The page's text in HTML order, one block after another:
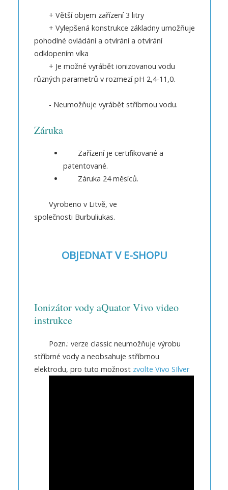
+ Větší objem zařízení 3 litry
+ Vylepšená konstrukce základny umožňuje
pohodlné ovládání a otvírání a otvírání
odklopením víka
+ Je možné vyrábět ionizovanou vodu
různých parametrů v rozmezí pH 2,4-11,0.
- Neumožňuje vyrábět stříbrnou vodu.
Záruka
Zařízení je certifikované a
patentované.
Záruka 24 měsíců.
Vyrobeno v Litvě, ve
společnosti Burbuliukas.
OBJEDNAT V E-SHOPU
Ionizátor vody aQuator Vivo video
instrukce
Pozn.: verze classic neumožňuje výrobu
stříbrné vody a neobsahuje stříbrnou
elektrodu, pro tuto možnost zvolte Vivo SIlver